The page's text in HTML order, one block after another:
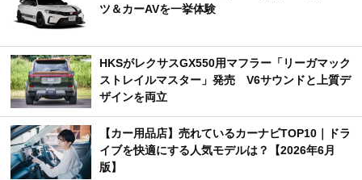
ツ＆カーAVを一挙体験
HKSがレクサスGX550用マフラー「リーガマック
ストレイルマスター」発売 V6サウンドと上質デ
ザインを両立
【カー用品店】売れているカーナビTOP10｜ドラ
イブを快適にする人気モデルは？【2026年6月
版】